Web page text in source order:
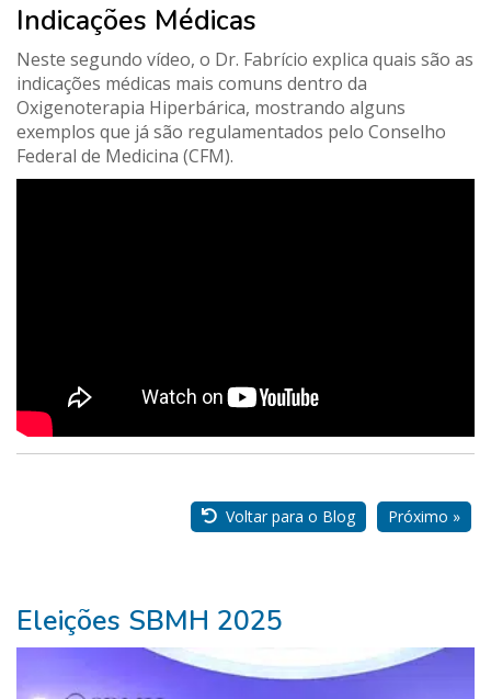
Indicações Médicas
Neste segundo vídeo, o Dr. Fabrício explica quais são as
indicações médicas mais comuns dentro da
Oxigenoterapia Hiperbárica, mostrando alguns
exemplos que já são regulamentados pelo Conselho
Federal de Medicina (CFM).
Voltar para o Blog Próximo »
Eleições SBMH 2025